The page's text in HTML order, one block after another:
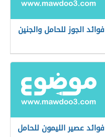
فوائد الجوز للحامل والجنين
فوائد عصير الليمون للحامل